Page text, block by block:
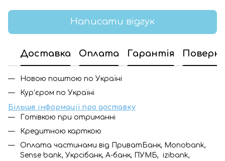
Написати відгук
Доставка Оплата Гарантія
Новою поштою по Україні
Кур'єром по Україні
Більше інформації про доставку
Готівкою при отриманні
Кредитною карткою
Оплата частинами від ПриватБанк, Monobank,
Sense bank, Укрсібанк, А-банк, ПУМБ, izibank,